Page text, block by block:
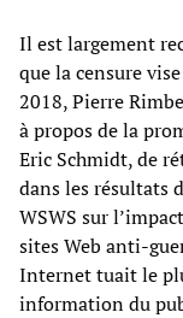
Il est largement
que la censure
2018, Pierre
à propos de la
Eric Schmidt, de
dans les résultats
WSWS sur
sites Web anti-
Internet tuait le
information du